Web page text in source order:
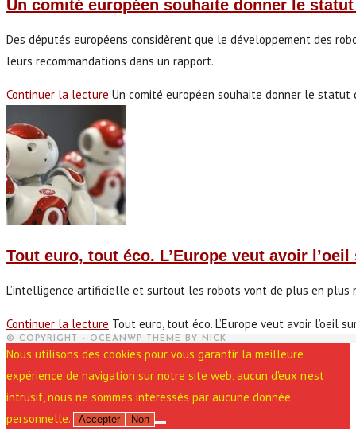
Un comité européen souhaite donner le
Des députés européens considèrent que le développement des
leurs recommandations dans un rapport.
Continuer la lecture Un comité européen souhaite donner le
Tout euro, tout éco. L’Europe veut avoir
L’intelligence artificielle et surtout les robots vont de plus en plus
Continuer la lecture Tout euro, tout éco. L’Europe veut avoir l’oeil
© COPYRIGHT - OCEANWP THEME BY NICK
Nous utilisons des cookies pour vous garantir la meilleure
expérience de navigation sur notre site web, aucun d'eux n'est
intrusif, nous ne sommes intéressés par aucune donnée
personnelle.
Accepter Non